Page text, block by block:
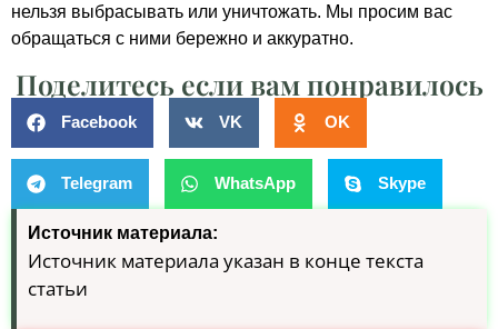
нельзя выбрасывать или уничтожать. Мы просим вас
обращаться с ними бережно и аккуратно.
Поделитесь если вам понравилось
Facebook VK OK
Telegram WhatsApp Skype
Источник материала:
Источник материала указан в конце текста
статьи